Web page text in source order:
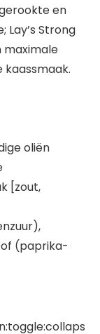
en
Lay’s Strong
maximale
oliën
[zout,
(paprika-